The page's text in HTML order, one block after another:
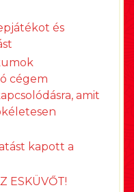
és
cégem
amit
kapott a
ESKÜVŐT!